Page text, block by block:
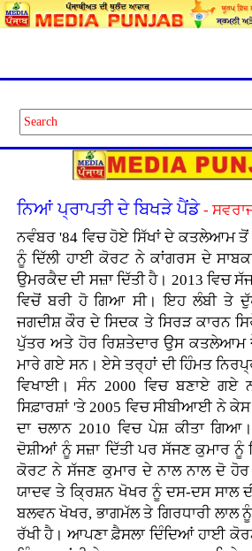
ਨਿਆਂ ਪ੍ਰਾਪਤੀ ਦੇ ਬਿਖੜੇ ਪੈਂਡੇ-
ਨਵੰਬਰ '84 ਵਿਚ ਹੋਏ ਸਿੱਖਾਂ ਦੇ ਕਤਲੇਆਮ
ਨੂੰ ਦਿੱਲੀ ਹਾਈ ਕੋਰਟ ਨੇ ਕਾਂਗਰਸ ਦੇ
ਉਮਰਕੈਦ ਦੀ ਸਜ਼ਾ ਦਿੱਤੀ ਹੈ। 2013 ਵਿਚ
ਵਿਚੋਂ ਬਰੀ ਹੋ ਗਿਆ ਸੀ। ਇਹ ਲੰਬੀ ਤੇ
ਜਗਦੀਸ਼ ਕੌਰ ਦੇ ਸਿਦਕ ਤੇ ਸਿਰੜ ਕਾਰਨ
ਪੁੱਤਰ ਅਤੇ ਹੋਰ ਰਿਸ਼ਤੇਦਾਰ ਉਸ ਕਤਲੇਆਮ
ਮਾਰੇ ਗਏ ਸਨ। ਏਸੇ ਤਰ੍ਹਾਂ ਦੀ ਹਿੰਮਤ
ਵਿਖਾਈ। ਸੰਨ 2000 ਵਿਚ ਬਣਾਏ ਗਏ
ਸਿਫ਼ਾਰਸ਼ਾਂ 'ਤੇ 2005 ਵਿਚ ਸੀਬੀਆਈ ਨੇ
ਦਾ ਚਲਾਨ 2010 ਵਿਚ ਪੇਸ਼ ਕੀਤਾ
ਦੋਸ਼ੀਆਂ ਨੂੰ ਸਜ਼ਾ ਦਿੱਤੀ ਪਰ ਸੱਜਣ ਕੁਮਾਰ ਨੂੰ
ਕੋਰਟ ਨੇ ਸੱਜਣ ਕੁਮਾਰ ਦੇ ਨਾਲ ਨਾਲ ਦੋ
ਯਾਦਵ ਤੇ ਕ੍ਰਿਸ਼ਨ ਖੋਖਰ ਨੂੰ ਦਸ-ਦਸ ਸਾਲ
ਬਲਵਨ ਖੋਖਰ, ਭਾਗਮੱਲ ਤੇ ਗਿਰਧਾਰੀ ਲਾਲ
ਰੱਖੀ ਹੈ। ਆਪਣਾ ਫ਼ੈਸਲਾ ਦਿੰਦਿਆਂ ਹਾਈ